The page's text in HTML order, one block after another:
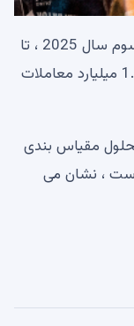
تا پایان سه ماهه سوم سال 2025 ، تا
1400،000،000. Shibarium در مجموع 1.4 میلیارد معاملات
مقیاس بندی
است ، نشان می